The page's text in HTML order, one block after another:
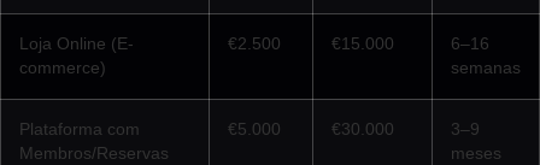
Loja Online (E-
commerce)
€2.500 €15.000
6–16
semanas
Plataforma com
Membros/Reservas
€5.000 €30.000
3–9
meses